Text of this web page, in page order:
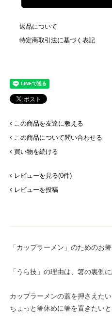
返品について
特定商取引法に基づく表記
この商品を友達に教える
この商品について問い合わせる
買い物を続ける
レビューを見る(0件)
レビューを投稿
「カップラーメン」のためのお箸
「うら技」の理由は、箸の裏側
カップラーメンの蓋を押さえた
ちょっと箸休めに箸を置きたい